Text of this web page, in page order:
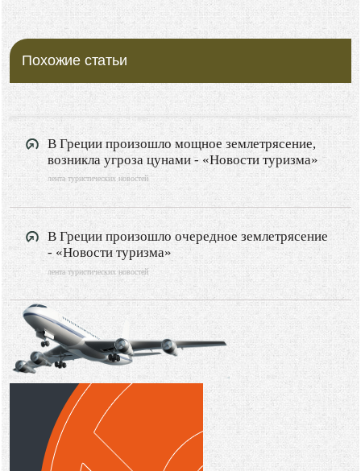
ХОРВАТИЯ
БОЛГАРИЯ
ГРЕЦИЯ
ЧЕРНОГОРИЯ
ИТАЛИЯ
ФРАНЦИЯ
ИСПАНИЯ
ПОЛЬША
РОССИЯ
Туризм
Путешествия
Видео новости
Похожие статьи
В Греции произошло мощное землетрясение,
возникла угроза цунами - «Новости туризма»
лента туристических новостей
В Греции произошло очередное землетрясение
- «Новости туризма»
лента туристических новостей